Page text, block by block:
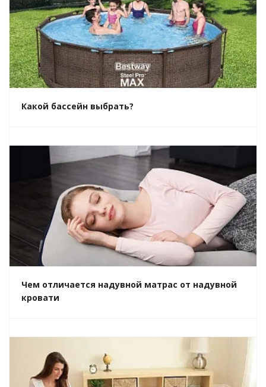
Какой бассейн выбрать?
Чем отличается надувной матрас от надувной
кровати